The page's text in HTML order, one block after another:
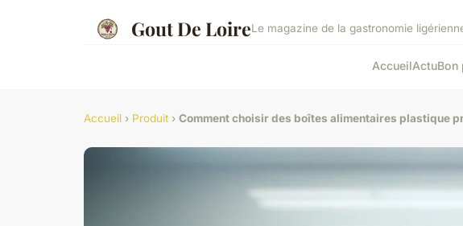
Gout De LoireLe magazine de la gastronomie
AccueilActuBon
Accueil › Produit › Comment choisir des boîtes alimentaires plastique